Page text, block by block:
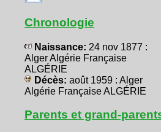
Chronologie
Naissance: 24 nov 1877 :
Alger Algérie Française
ALGÉRIE
Décès: août 1959 : Alger
Algérie Française ALGÉRIE
Parents et grand-